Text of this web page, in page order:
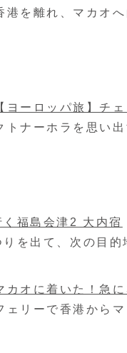
港を離れ、マカオ
【ヨーロッパ旅】チ
トナーホラを思い
く福島会津2 大内宿
りを出て、次の目
カオに着いた！急
ェリーで香港から